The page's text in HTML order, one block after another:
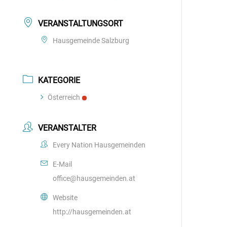
VERANSTALTUNGSORT
Hausgemeinde Salzburg
KATEGORIE
Österreich
VERANSTALTER
Every Nation Hausgemeinden
E-Mail
office@hausgemeinden.at
Website
http://hausgemeinden.at